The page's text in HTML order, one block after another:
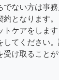
でない方は事
約となります
トケアをしま
してください
け取ることが